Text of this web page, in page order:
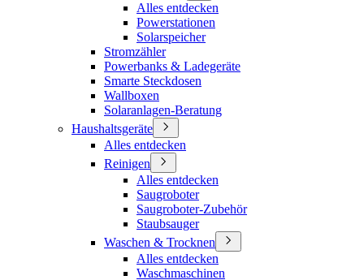
Alles entdecken
Powerstationen
Solarspeicher
Stromzähler
Powerbanks & Ladegeräte
Smarte Steckdosen
Wallboxen
Solaranlagen-Beratung
Haushaltsgeräte
Alles entdecken
Reinigen
Alles entdecken
Saugroboter
Saugroboter-Zubehör
Staubsauger
Waschen & Trocknen
Alles entdecken
Waschmaschinen